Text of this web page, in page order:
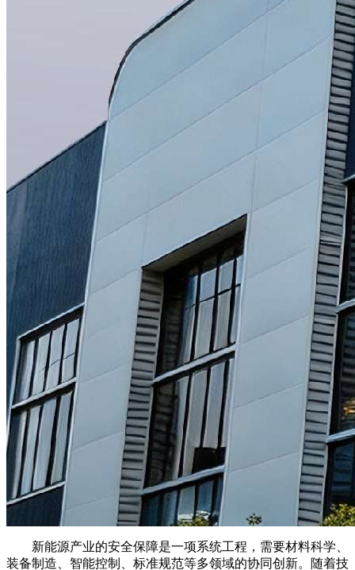
新能源产业的安全保障是一项系统工程，需要材料科学、
装备制造、智能控制、标准规范等多领域的协同创新。随着技